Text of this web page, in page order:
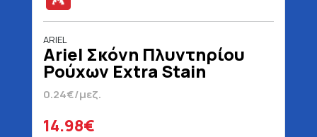
ARIEL
Ariel Σκόνη Πλυντηρίου
Ρούχων Extra Stain
Removal 62 Μεζούρες
4030 gr
0.24€/μεζ.
14.98€